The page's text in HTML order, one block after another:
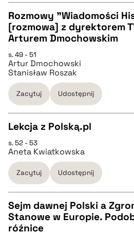
BIBTEX
pobierz cytat
CZYSTY TEKST
pobierz cytat
BIBTEX
pobierz cytat
Rozmowy "Wiadomości
[rozmowa] z dyrektorem
Arturem Dmochowskim
s. 49 - 51
Artur Dmochowski
Stanisław Roszak
Zacytuj Udostępnij
CZYSTY TEKST
pobierz cytat
BIBTEX
Lekcja z Polską.pl
s. 52 - 53
Aneta Kwiatkowska
Zacytuj Udostępnij
CZYSTY TEKST
Sejm dawnej Polski a
Stanowe w Europie.
róźnice